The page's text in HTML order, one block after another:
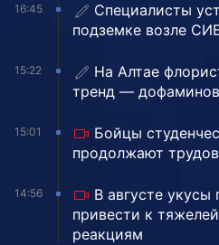
16:45
Специалисты
подземке возле
15:22
На Алтае
тренд —
15:01
Бойцы
продолжают
14:56
В августе укусы
привести к
реакциям